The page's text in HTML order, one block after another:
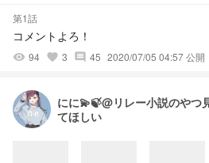
第1話
コメントよろ！
visibility 94 favorite 3 comment 45 2020/07/05 04:57 公開
にに💫🍃@リレー小説のやつ
てほしい